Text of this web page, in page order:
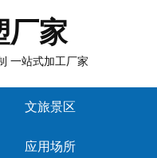
厂家
一站式加工厂家
文旅景区
应用场所